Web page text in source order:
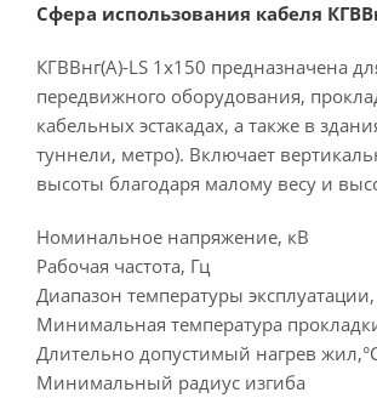
Сфера использования кабеля
КГВВнг(А)-LS 1х150 предназначена
передвижного оборудования,
кабельных эстакадах, а также в
туннели, метро). Включает
высоты благодаря малому весу и
Номинальное напряжение, кВ
Рабочая частота, Гц
Диапазон температуры эксплуатации,
Минимальная температура
Длительно допустимый нагрев
Минимальный радиус изгиба